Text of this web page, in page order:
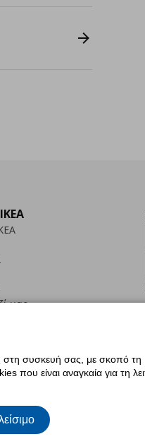
μας
Γενική
συσκευή σας, με σκοπό τη
είναι αναγκαία για τη